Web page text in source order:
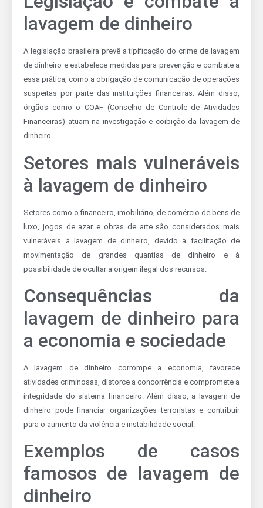
lavagem de dinheiro
A legislação brasileira prevê a tipificação do crime de lavagem
de dinheiro e estabelece medidas para prevenção e combate a
essa prática, como a obrigação de comunicação de operações
suspeitas por parte das instituições financeiras. Além disso,
órgãos como o COAF (Conselho de Controle de Atividades
Financeiras) atuam na investigação e coibição da lavagem de
dinheiro.
Setores mais vulneráveis
à lavagem de dinheiro
Setores como o financeiro, imobiliário, de comércio de bens de
luxo, jogos de azar e obras de arte são considerados mais
vulneráveis à lavagem de dinheiro, devido à facilitação de
movimentação de grandes quantias de dinheiro e à
possibilidade de ocultar a origem ilegal dos recursos.
Consequências da
lavagem de dinheiro para
a economia e sociedade
A lavagem de dinheiro corrompe a economia, favorece
atividades criminosas, distorce a concorrência e compromete a
integridade do sistema financeiro. Além disso, a lavagem de
dinheiro pode financiar organizações terroristas e contribuir
para o aumento da violência e instabilidade social.
Exemplos de casos
famosos de lavagem de
dinheiro